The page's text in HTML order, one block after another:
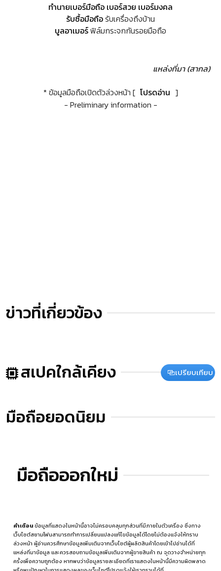
ทำนายเบอร์มือถือ เบอร์สวย เบอร์มงคล
รับซื้อมือถือรับเครื่องถึงบ้าน
บูลอาเมอร์ฟิล์มกระจกกันรอยมือถือ
แหล่งที่มา (สากล)
* ข้อมูลมือถือเปิดตัวล่วงหน้า [ โปรดอ่าน ]
- Preliminary information -
ข่าวที่เกี่ยวข้อง
สเปคใกล้เคียง เปรียบเทียบ
มือถือยอดนิยม
มือถือออกใหม่
คำเตือนข้อมูลที่แสดงในหน้านี้อาจไม่ครอบคลุมทุกส่วนที่มีภายในตัวเครื่อง ซึ่งทาง
เว็บไซต์สยามโฟนสามารถทำการเปลี่ยนแปลงแก้ไขข้อมูลได้โดยไม่ต้องแจ้งให้ทราบ
ล่วงหน้า ผู้อ่านควรศึกษาข้อมูลเพิ่มเติมจากเว็บไซต์ผู้ผลิตสินค้าโดยเข้าไปอ่านได้ที่
แหล่งที่มาข้อมูล และควรสอบถามข้อมูลเพิ่มเติมจากผู้ขายสินค้า ณ จุดวางจำหน่ายทุก
ครั้งเพื่อความถูกต้อง หากพบว่าข้อมูลรายละเอียดที่เราแสดงในหน้านี้มีความผิดพลาด